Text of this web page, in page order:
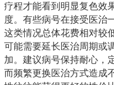
疗程才能看到明显复色效
度。有些病号在接受医治
这类情况总体花费相对较
可能需要延长医治周期或
加。建议病号保持耐心，
而频繁更换医治方式造成